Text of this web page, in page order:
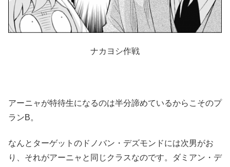
ナカヨシ作戦
アーニャが特待生になるのは半分諦めているからこそのプ
ランB。
なんとターゲットのドノバン・デズモンドには次男がお
り、それがアーニャと同じクラスなのです。ダミアン・デ